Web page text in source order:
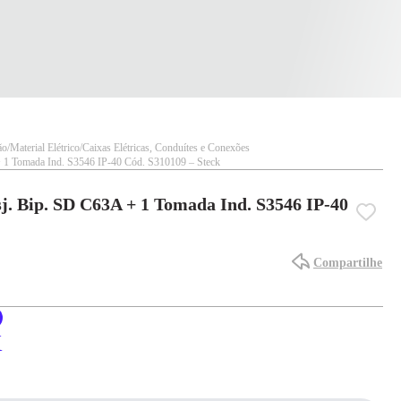
Material Elétrico Caixas Elétricas, Conduítes e Conexões
Tomada Ind. S3546 IP-40 Cód. S310109 – Steck
Bip. SD C63A + 1 Tomada Ind. S3546 IP-40
Compartilhe